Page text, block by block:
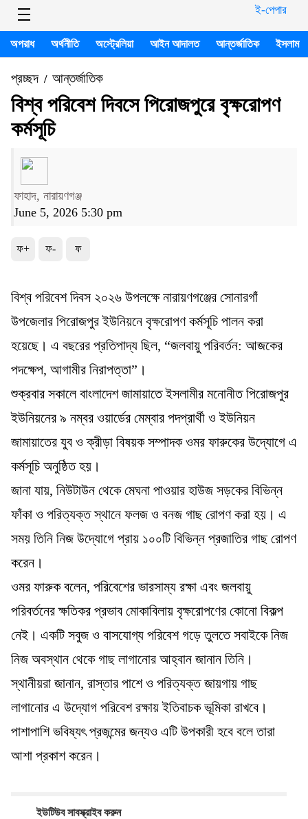
ই-পেপার
অপরাধ অর্থনীতি অস্ট্রেলিয়া আইন আদালত আন্তর্জাতিক ইসলাম
প্রচ্ছদ/ আন্তর্জাতিক
বিশ্ব পরিবেশ দিবসে পিরোজপুরে বৃক্ষরোপণ
কর্মসূচি
ফাহাদ, নারায়ণগঞ্জ
June 5, 2026 5:30 pm
ফ+ ফ- ফ
বিশ্ব পরিবেশ দিবস ২০২৬ উপলক্ষে নারায়ণগঞ্জের সোনারগাঁ
উপজেলার পিরোজপুর ইউনিয়নে বৃক্ষরোপণ কর্মসূচি পালন করা
হয়েছে। এ বছরের প্রতিপাদ্য ছিল, “জলবায়ু পরিবর্তন: আজকের
পদক্ষেপ, আগামীর নিরাপত্তা”।
শুক্রবার সকালে বাংলাদেশ জামায়াতে ইসলামীর মনোনীত পিরোজপুর
ইউনিয়নের ৯ নম্বর ওয়ার্ডের মেম্বার পদপ্রার্থী ও ইউনিয়ন
জামায়াতের যুব ও ক্রীড়া বিষয়ক সম্পাদক ওমর ফারুকের উদ্যোগে এ
কর্মসূচি অনুষ্ঠিত হয়।
জানা যায়, নিউটাউন থেকে মেঘনা পাওয়ার হাউজ সড়কের বিভিন্ন
ফাঁকা ও পরিত্যক্ত স্থানে ফলজ ও বনজ গাছ রোপণ করা হয়। এ
সময় তিনি নিজ উদ্যোগে প্রায় ১০০টি বিভিন্ন প্রজাতির গাছ রোপণ
করেন।
ওমর ফারুক বলেন, পরিবেশের ভারসাম্য রক্ষা এবং জলবায়ু
পরিবর্তনের ক্ষতিকর প্রভাব মোকাবিলায় বৃক্ষরোপণের কোনো বিকল্প
নেই। একটি সবুজ ও বাসযোগ্য পরিবেশ গড়ে তুলতে সবাইকে নিজ
নিজ অবস্থান থেকে গাছ লাগানোর আহ্বান জানান তিনি।
স্থানীয়রা জানান, রাস্তার পাশে ও পরিত্যক্ত জায়গায় গাছ
লাগানোর এ উদ্যোগ পরিবেশ রক্ষায় ইতিবাচক ভূমিকা রাখবে।
পাশাপাশি ভবিষ্যৎ প্রজন্মের জন্যও এটি উপকারী হবে বলে তারা
আশা প্রকাশ করেন।
ইউটিউব সাবস্ক্রাইব করুন